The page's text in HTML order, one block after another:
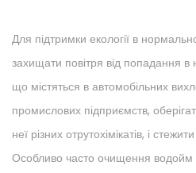
Для підтримки екології в
захищати повітря від попадання в
що містяться в автомобільних
промислових підприємств,
неї різних отрутохімікатів, і
Особливо часто очищення водойм